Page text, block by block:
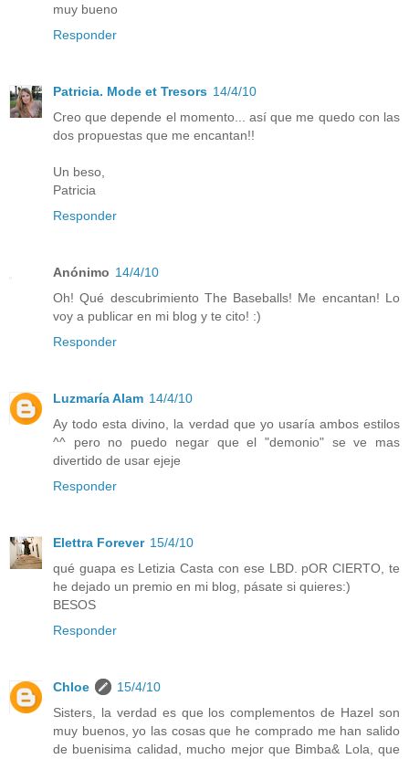
muy bueno
Responder
Patricia. Mode et Tresors 14/4/10
Creo que depende el momento... así que me quedo con las
dos propuestas que me encantan!!
Un beso,
Patricia
Responder
Anónimo 14/4/10
Oh! Qué descubrimiento The Baseballs! Me encantan! Lo
voy a publicar en mi blog y te cito! :)
Responder
Luzmaría Alam 14/4/10
Ay todo esta divino, la verdad que yo usaría ambos estilos
^^ pero no puedo negar que el "demonio" se ve mas
divertido de usar ejeje
Responder
Elettra Forever 15/4/10
qué guapa es Letizia Casta con ese LBD. pOR CIERTO, te
he dejado un premio en mi blog, pásate si quieres:)
BESOS
Responder
Chloe
15/4/10
Sisters, la verdad es que los complementos de Hazel son
muy buenos, yo las cosas que he comprado me han salido
de buenisima calidad, mucho mejor que Bimba& Lola, que